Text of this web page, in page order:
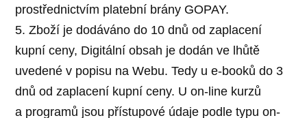
prostřednictvím platební brány GOPAY.
5. Zboží je dodáváno do 10 dnů od zaplacení
kupní ceny, Digitální obsah je dodán ve lhůtě
uvedené v popisu na Webu. Tedy u e-booků do 3
dnů od zaplacení kupní ceny. U on-line kurzů
a programů jsou přístupové údaje podle typu on-